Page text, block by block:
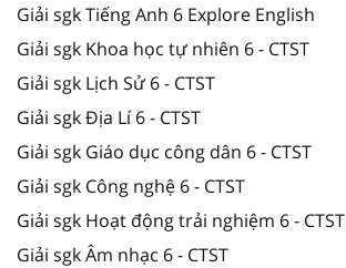
Giải sgk Tiếng Anh 6 Explore English
Giải sgk Khoa học tự nhiên 6 - CTST
Giải sgk Lịch Sử 6 - CTST
Giải sgk Địa Lí 6 - CTST
Giải sgk Giáo dục công dân 6 - CTST
Giải sgk Công nghệ 6 - CTST
Giải sgk Hoạt động trải nghiệm 6 - CTST
Giải sgk Âm nhạc 6 - CTST